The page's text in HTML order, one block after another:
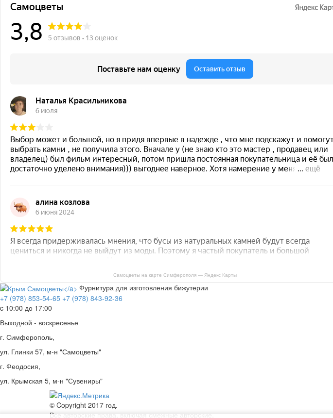
Самоцветы на карте Симферополя — Яндекс Карты
Фурнитура для изготовления бижутерии
+7 (978) 853-54-65 +7 (978) 843-92-36
c 10:00 до 17:00
Выходной - воскресенье
г. Симферополь,
ул. Глинки 57, м-н "Самоцветы"
г. Феодосия,
ул. Крымская 5, м-н "Сувениры"
© Copyright 2017 год.
Все авторские права, включая смежные авторские,